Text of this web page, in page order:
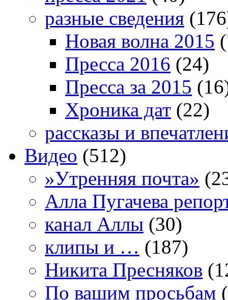
разные сведения
Новая волна 2015
Пресса 2016 (24)
Пресса за 2015
Хроника дат (22)
рассказы и
Видео (512)
»Утренняя почта»
Алла Пугачева
канал Аллы (30)
клипы и … (187)
Никита Пресняков
По вашим просьбам